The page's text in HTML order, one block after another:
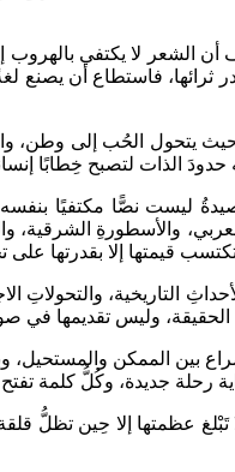
لا يكتفي بالهروب
ثرائها، فاستطاع أن
يتحول الحُب إلى وطن،
الذات لتصبح خِطابًا
ليست نصًّا مكتفيًا
الشرقية،
قيمتها إلا بقدرتها على
والتحولاتِ
الحقيقة، وليس تقديمها في
الممكن والمستحيل،
رحلة جديدة، وكُلُّ كلمة
عظمتها إلا حِين تظلُّ